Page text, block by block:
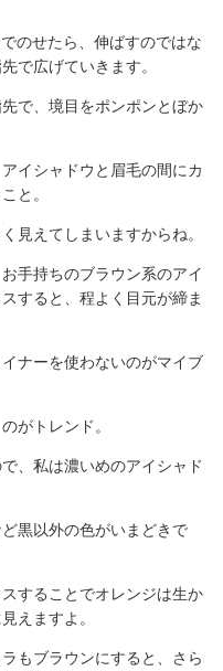
のせたら、伸ばすのではな
で広げていきます。
で、境目をポンポンとぼか
イシャドウと眉毛の間にカ
と。
見えてしまいますからね。
手持ちのブラウン系のアイ
すると、程よく目元が締ま
ナーを使わないのがマイブ
がトレンド。
、私は濃いめのアイシャド
黒以外の色がいまどきで
することでオレンジは生か
えますよ。
もブラウンにすると、さら